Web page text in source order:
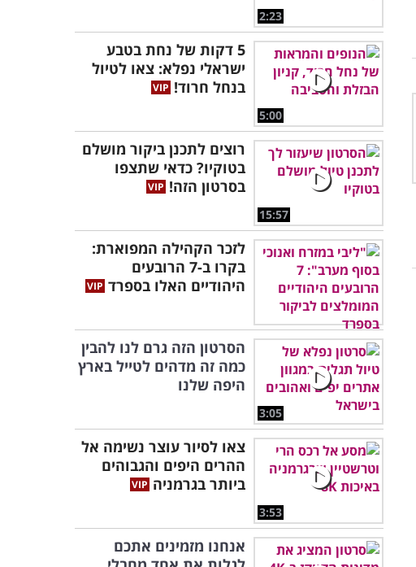
2:23
5:00
5 דקות של נחת בטבע
ישראלי נפלא: צאו לטיול
בנחל חרוד!
15:57
רוצים לתכנן ביקור מושלם
בטוקיו? כדאי שתצפו
בסרטון הזה!
לזכר הקהילה המפוארת:
בקרו ב-7 הרובעים
היהודיים האלו בספרד
3:05
הסרטון הזה גרם לנו להבין
כמה זה מדהים לטייל בארץ
היפה שלנו
3:53
צאו לסיור עוצר נשימה אל
ההרים היפים והגבוהים
ביותר בגרמניה
אנחנו מזמינים אתכם